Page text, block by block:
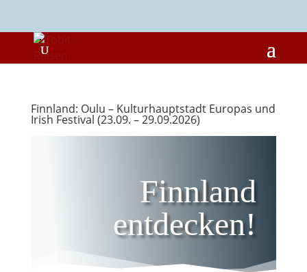
Finnland: Oulu – Kulturhauptstadt Europas und
Irish Festival (23.09. – 29.09.2026)
Finnland
entdecken!